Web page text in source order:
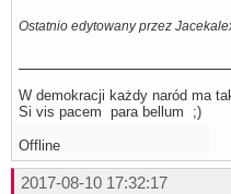
Ostatnio edytowany przez
W demokracji każdy naród ma
Si vis pacem para bellum
Offline
2017-08-10 17:32:17